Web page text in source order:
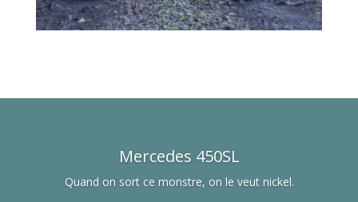
Mercedes 450SL
Quand on sort ce monstre, on le veut nickel.